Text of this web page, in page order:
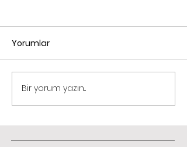
Pinterest Profili Oluştur
Yorumlar
Bir yorum yazın...